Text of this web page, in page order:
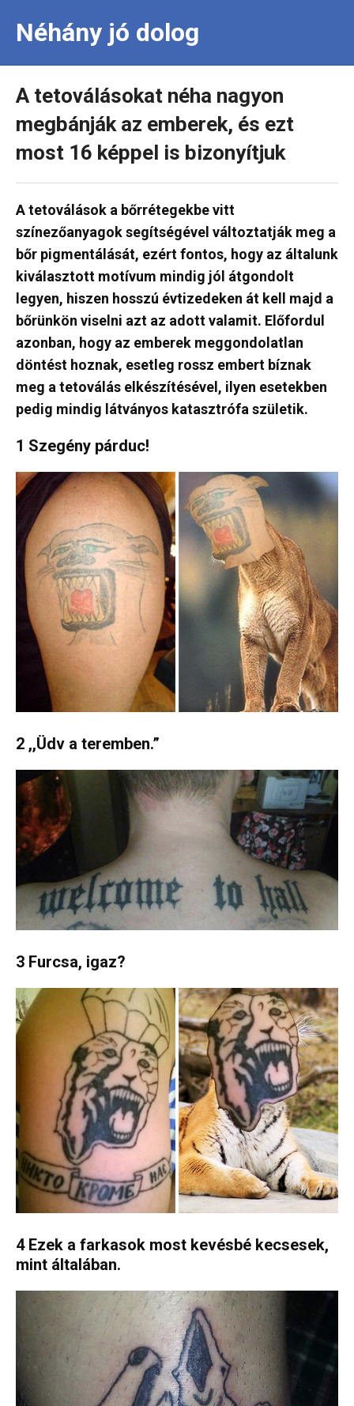
Néhány jó dolog
A tetoválásokat néha nagyon
megbánják az emberek, és ezt
most 16 képpel is bizonyítjuk
A tetoválások a bőrrétegekbe vitt
színezőanyagok segítségével változtatják meg a
bőr pigmentálását, ezért fontos, hogy az általunk
kiválasztott motívum mindig jól átgondolt
legyen, hiszen hosszú évtizedeken át kell majd a
bőrünkön viselni azt az adott valamit. Előfordul
azonban, hogy az emberek meggondolatlan
döntést hoznak, esetleg rossz embert bíznak
meg a tetoválás elkészítésével, ilyen esetekben
pedig mindig látványos katasztrófa születik.
1 Szegény párduc!
2 ,,Üdv a teremben.”
3 Furcsa, igaz?
4 Ezek a farkasok most kevésbé kecsesek,
mint általában.